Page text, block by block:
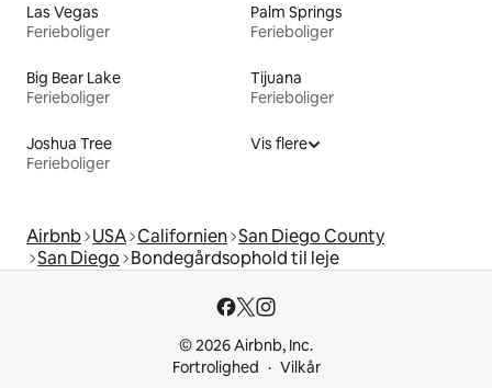
Las Vegas
Ferieboliger
Palm Springs
Ferieboliger
Big Bear Lake
Ferieboliger
Tijuana
Ferieboliger
Joshua Tree
Ferieboliger
Vis flere
Airbnb USA Californien San Diego County
San Diego Bondegårdsophold til leje
© 2026 Airbnb, Inc.
Fortrolighed
Vilkår